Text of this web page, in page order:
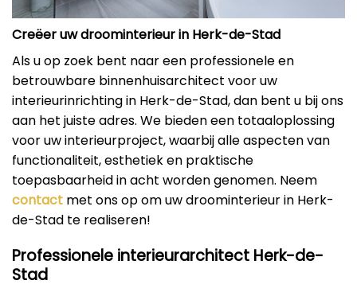
Creëer uw droominterieur in Herk-de-Stad
Als u op zoek bent naar een professionele en
betrouwbare binnenhuisarchitect voor uw
interieurinrichting in Herk-de-Stad, dan bent u bij ons
aan het juiste adres. We bieden een totaaloplossing
voor uw interieurproject, waarbij alle aspecten van
functionaliteit, esthetiek en praktische
toepasbaarheid in acht worden genomen. Neem
contact met ons op om uw droominterieur in Herk-
de-Stad te realiseren!
Professionele interieurarchitect Herk-de-
Stad